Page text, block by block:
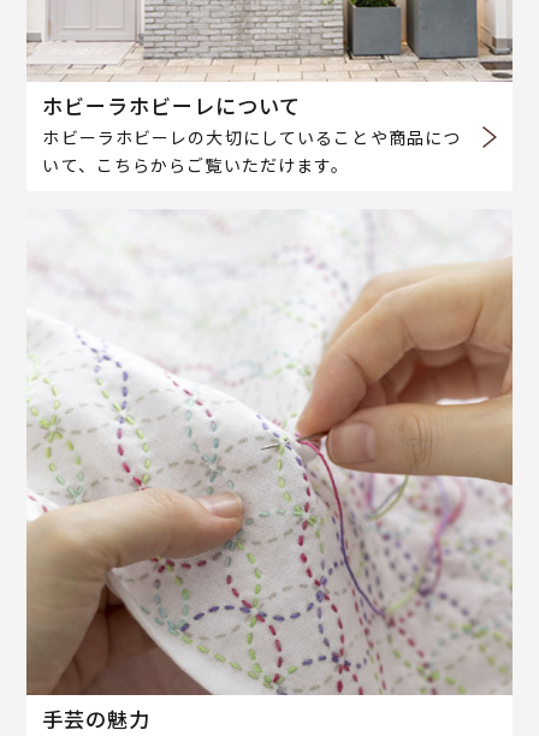
ホビーラホビーレについて
ホビーラホビーレの大切にしていることや商品につ
いて、こちらからご覧いただけます。
手芸の魅力